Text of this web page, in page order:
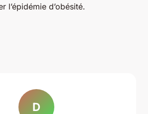
l’épidémie d’obésité.
D